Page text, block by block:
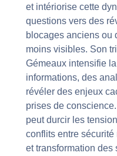
et intériorise cette
questions vers des
blocages anciens ou
moins visibles. Son
Gémeaux intensifie
informations, des
révéler des enjeux
prises de
peut durcir les
conflits entre
et transformation des